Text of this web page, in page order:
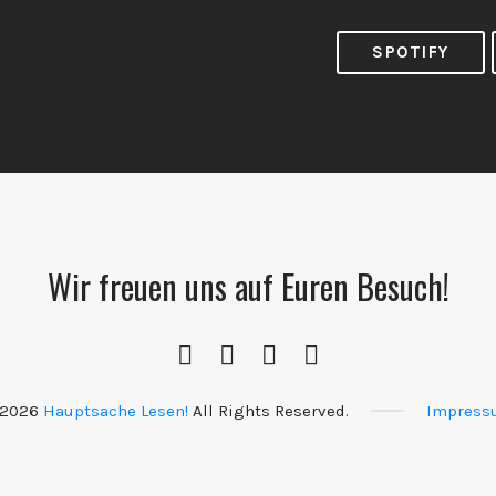
SPOTIFY
Wir freuen uns auf Euren Besuch!
Instagram
YouTube
Channel
Spotify
Hauptsache Lesen! All Rights Reserved.